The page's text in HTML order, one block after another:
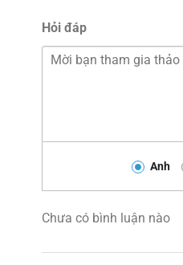
Hỏi đáp
Anh
Chưa có bình luận nào